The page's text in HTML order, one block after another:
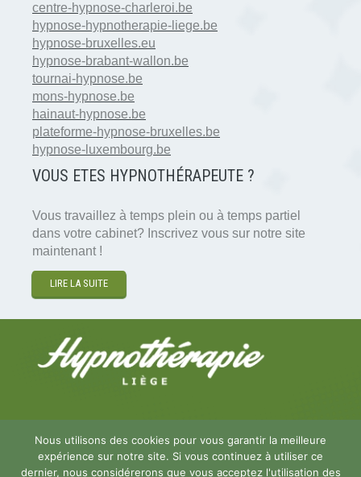
centre-hypnose-charleroi.be
hypnose-hypnotherapie-liege.be
hypnose-bruxelles.eu
hypnose-brabant-wallon.be
tournai-hypnose.be
mons-hypnose.be
hainaut-hypnose.be
plateforme-hypnose-bruxelles.be
hypnose-luxembourg.be
VOUS ETES HYPNOTHÉRAPEUTE ?
Vous travaillez à temps plein ou à temps partiel
dans votre cabinet? Inscrivez vous sur notre site
maintenant !
LIRE LA SUITE
Copyright © 2026Hypnose et Hypnothérapie Liège
Tous droits réservés.
Privium – Des services qui soutiennent vos soins.
Nous utilisons des cookies pour vous garantir la meilleure
expérience sur notre site. Si vous continuez à utiliser ce
dernier, nous considérerons que vous acceptez l'utilisation des